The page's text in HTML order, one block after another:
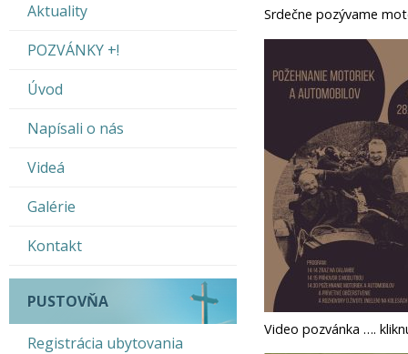
Aktuality
POZVÁNKY +!
Úvod
Napísali o nás
Videá
Galérie
Kontakt
PUSTOVŇA
Registrácia ubytovania
Srdečne pozývame
Video pozvánka ….